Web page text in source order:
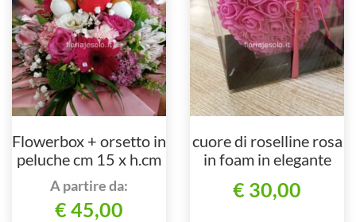
Flowerbox + orsetto in
peluche cm 15 x h.cm
30
A partire da:
€ 45,00
cuore di roselline rosa
in foam in elegante
€ 30,00